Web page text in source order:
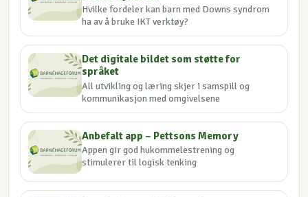
Hvilke fordeler kan barn med Downs syndrom
ha av å bruke IKT verktøy?
Det digitale bildet som støtte for
språket
All utvikling og læring skjer i samspill og
kommunikasjon med omgivelsene
Anbefalt app – Pettsons Memory
Appen gir god hukommelestrening og
stimulerer til logisk tenking